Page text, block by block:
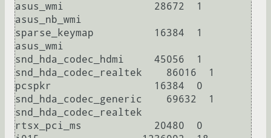
asus_wmi               28672  1
asus_nb_wmi
sparse_keymap          16384  1
asus_wmi
snd_hda_codec_hdmi     45056  1
snd_hda_codec_realtek    86016  1
pcspkr                 16384  0
snd_hda_codec_generic    69632  1
snd_hda_codec_realtek
rtsx_pci_ms            20480  0